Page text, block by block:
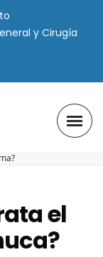
y Cirugía
el